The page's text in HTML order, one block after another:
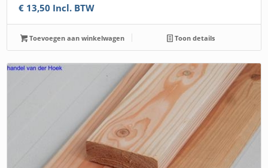
€ 13,50 Incl. BTW
Toevoegen aan winkelwagen Toon details